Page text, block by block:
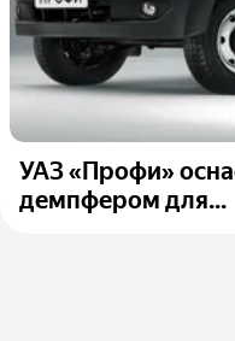
УАЗ «Профи»
демпфером для...